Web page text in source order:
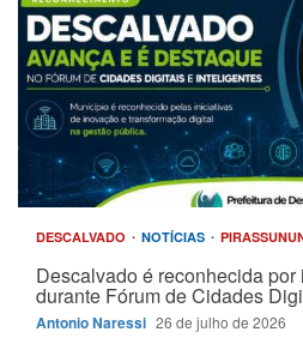
DESCALVADO NOTÍCIAS
Descalvado é reconhecida
durante Fórum de Cidades
Antonio Naressi 26 de julho de 2026